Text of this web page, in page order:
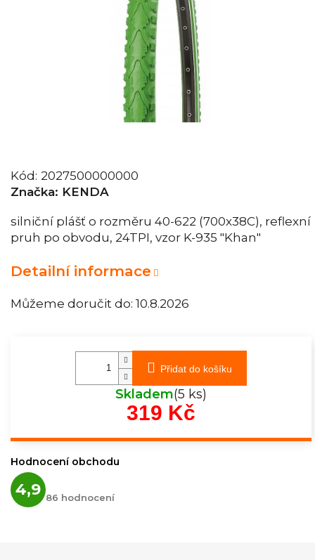
Kód: 2027500000000
Značka: KENDA
Můžeme doručit do: 10.8.2026
silniční plášť o rozměru 40-622 (700x38C), reflexní
pruh po obvodu, 24TPI, vzor K-935 "Khan"
Detailní informace
Přidat do košíku
Skladem(5 ks)
319 Kč
Hodnocení obchodu
4,9 hodnocení
obchodu
86 hodnocení